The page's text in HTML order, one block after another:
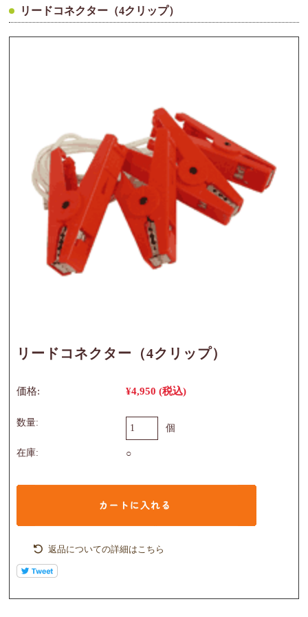
リードコネクター（4クリップ）
リードコネクター（4クリップ）
価格: ¥4,950 (税込)
数量:
個
在庫: ○
返品についての詳細はこちら